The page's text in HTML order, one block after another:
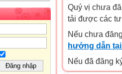
Quý vị chưa
tải được các
Nếu chưa
hướng dẫn
Nếu đã đăng